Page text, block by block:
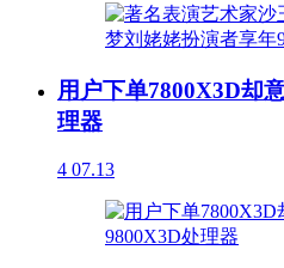
用户下单7800X3D却
理器
4 07.13